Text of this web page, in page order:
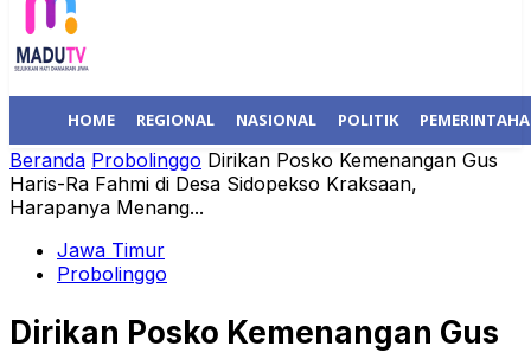
HOME REGIONAL NASIONAL POLITIK
Beranda Probolinggo Dirikan Posko Kemenangan Gus
Haris-Ra Fahmi di Desa Sidopekso Kraksaan,
Harapanya Menang...
Jawa Timur
Probolinggo
Dirikan Posko Kemenangan Gus